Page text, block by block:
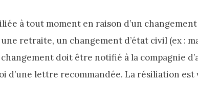
à tout moment en raison d’un
retraite, un changement d’état civil (ex :
doit être notifié à la compagnie
d’une lettre recommandée. La résiliation est